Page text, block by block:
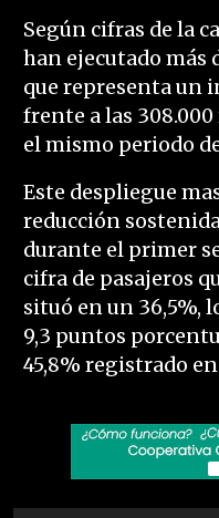
Según cifras de la
han ejecutado más
que representa un
frente a las
el mismo periodo
Este despliegue
reducción
durante el primer
cifra de pasajeros
situó en un 36,5%,
9,3 puntos
45,8% registrado